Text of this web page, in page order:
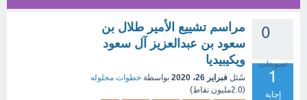
0
تصويتات
1
إجابة
مراسم تشييع الأمير طلال بن
سعود بن عبدالعزيز آل سعود
ويكيبيديا
سُئل فبراير 26، 2020 بواسطة خطوات محلوله
(2.0مليون نقاط)